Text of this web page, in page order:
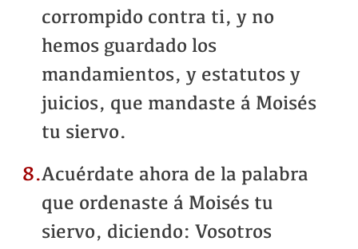
corrompido contra ti, y no
hemos guardado los
mandamientos, y estatutos y
juicios, que mandaste á Moisés
tu siervo.
8.Acuérdate ahora de la palabra
que ordenaste á Moisés tu
siervo, diciendo: Vosotros